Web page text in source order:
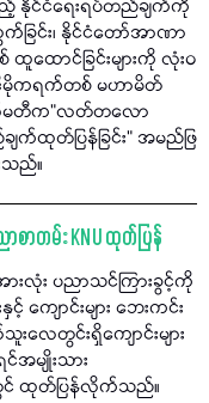
နိုင်ငံရေးရပ်တည်ချက်ကို
ြင်း၊ နိုင်ငံတော်အာဏာ
ထောင်ခြင်းများကို လုံးဝ
ဒီမိုကရက်တစ် မဟာမိတ်
ာ်မတီက"လတ်တလော
ထုတ်ပြန်ခြင်း" အမည်ဖြ
သည်။
စာတမ်း KNU ထုတ်ပြန်
းလုံး ပညာသင်ကြားခွင့်ကို
ကျောင်းများ ဘေးကင်း
လေတွင်းရှိကျောင်းများ
အမျိုးသား
င် ထုတ်ပြန်လိုက်သည်။